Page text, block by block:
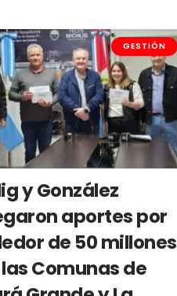
GESTIÓN
y González
aportes por
de 50 millones
Comunas de